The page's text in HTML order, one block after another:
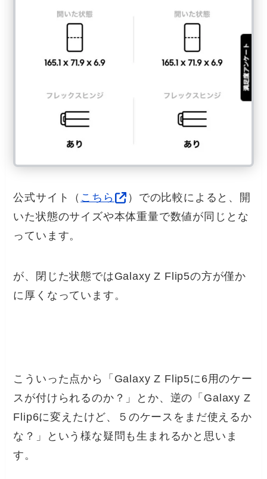
公式サイト（ こちら
）での比較によると、開
いた状態のサイズや本体重量で数値が同じとな
っています。
が、閉じた状態ではGalaxy Z Flip5の方が僅か
に厚くなっています。
こういった点から「Galaxy Z Flip5に6用のケー
スが付けられるのか？」とか、逆の「Galaxy Z
Flip6に変えたけど、５のケースをまだ使えるか
な？」という様な疑問も生まれるかと思いま
す。